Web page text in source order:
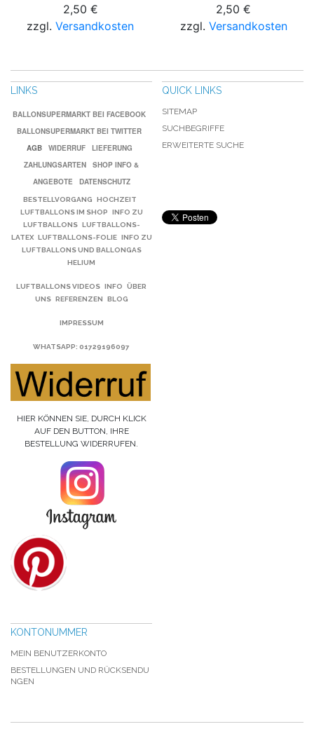
2,50 €
zzgl.Versandkosten
2,50 €
zzgl. Versandkosten
LINKS
BALLONSUPERMARKT BEI FACEBOOK
BALLONSUPERMARKT BEI TWITTER
AGB
WIDERRUF
LIEFERUNG
ZAHLUNGSARTEN
SHOP INFO &
ANGEBOTE
DATENSCHUTZ
BESTELLVORGANG
HOCHZEIT
LUFTBALLONS IM SHOP
INFO ZU
LUFTBALLONS LUFTBALLONS-
LATEX LUFTBALLONS-FOLIE INFO ZU
LUFTBALLONS UND BALLONGAS
HELIUM
LUFTBALLONS VIDEOS INFO
ÜBER
UNS REFERENZEN BLOG
IMPRESSUM
WHATSAPP: 01729196097
HIER KÖNNEN SIE, DURCH KLICK
AUF DEN BUTTON, IHRE
BESTELLUNG WIDERRUFEN.
QUICK LINKS
SITEMAP
SUCHBEGRIFFE
ERWEITERTE SUCHE
KONTONUMMER
MEIN BENUTZERKONTO
BESTELLUNGEN UND RÜCKSENDU
NGEN